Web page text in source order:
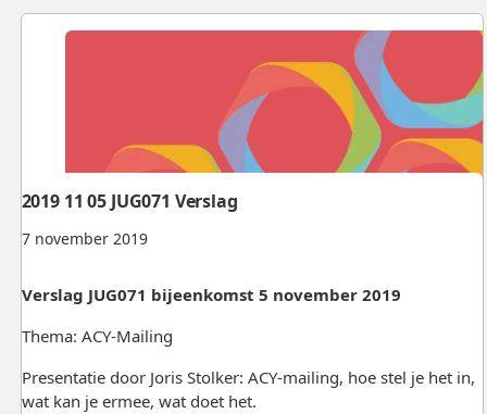
7 november 2019
2019 11 05 JUG071 Verslag
Verslag JUG071 bijeenkomst 5 november 2019
Thema: ACY-Mailing
Presentatie door Joris Stolker: ACY-mailing, hoe stel je het in,
wat kan je ermee, wat doet het.